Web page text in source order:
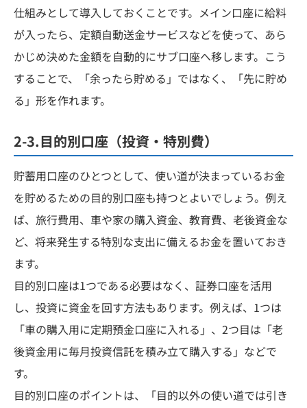
仕組みとして導入しておくことです。メイン口座に給料
が入ったら、定額自動送金サービスなどを使って、あら
かじめ決めた金額を自動的にサブ口座へ移します。こう
することで、「余ったら貯める」ではなく、「先に貯め
る」形を作れます。
2-3.目的別口座（投資・特別費）
貯蓄用口座のひとつとして、使い道が決まっているお金
を貯めるための目的別口座も持つとよいでしょう。例え
ば、旅行費用、車や家の購入資金、教育費、老後資金な
ど、将来発生する特別な支出に備えるお金を置いておき
ます。
目的別口座は1つである必要はなく、証券口座を活用
し、投資に資金を回す方法もあります。例えば、1つは
「車の購入用に定期預金口座に入れる」、2つ目は「老
後資金用に毎月投資信託を積み立て購入する」などで
す。
目的別口座のポイントは、「目的以外の使い道では引き